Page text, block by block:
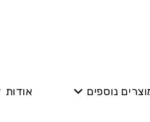
נוספים אודות